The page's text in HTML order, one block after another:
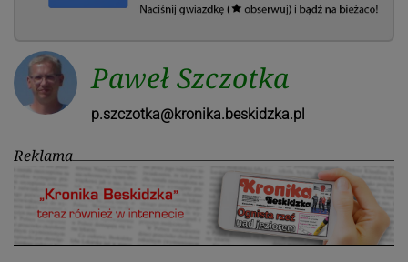
Paweł Szczotka
p.szczotka@kronika.beskidzka.pl
Reklama